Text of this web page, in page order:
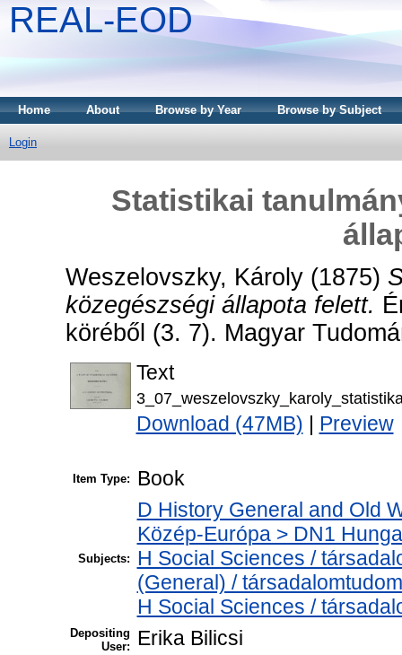
REAL-EOD
Home About Browse by Year Browse by Subject
Login
Statistikai
Weszelovszky, Károly(1875)
közegészségi állapota felett.
köréből (3. 7). Magyar
Text
Download (47MB) Preview
Item Type: Book
Subjects:
D History General and Old
Közép-Európa > DN1
H Social Sciences /
(General) /
H Social Sciences /
Depositing
User:
Erika Bilicsi